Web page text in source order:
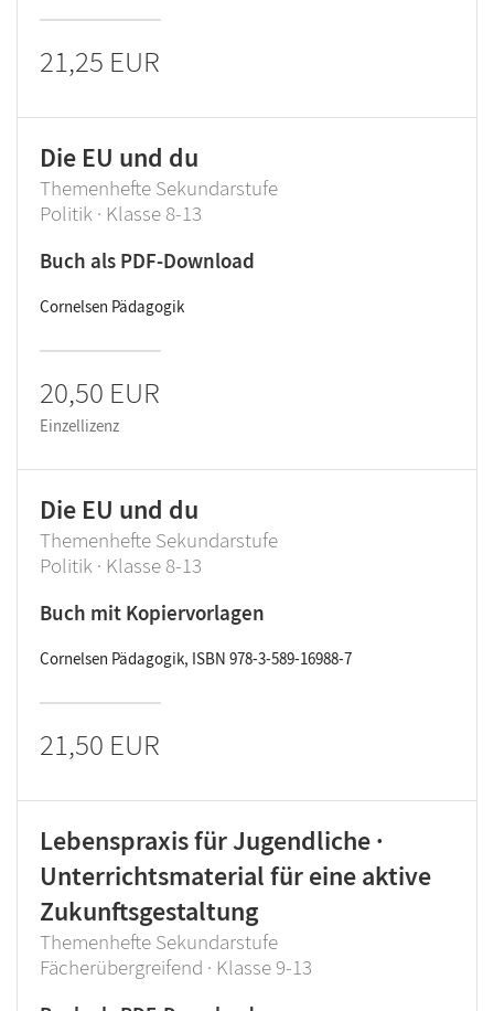
21,25 EUR
Die EU und du
Themenhefte Sekundarstufe
Politik · Klasse 8-13
Buch als PDF-Download
Cornelsen Pädagogik
20,50 EUR
Einzellizenz
Die EU und du
Themenhefte Sekundarstufe
Politik · Klasse 8-13
Buch mit Kopiervorlagen
Cornelsen Pädagogik, ISBN 978-3-589-16988-7
21,50 EUR
Lebenspraxis für Jugendliche ·
Unterrichtsmaterial für eine aktive
Zukunftsgestaltung
Themenhefte Sekundarstufe
Fächerübergreifend · Klasse 9-13